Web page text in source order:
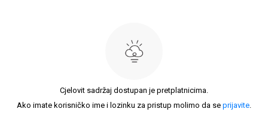
Cjelovit sadržaj dostupan je pretplatnicima.
Ako imate korisničko ime i lozinku za pristup molimo da se prijavite.